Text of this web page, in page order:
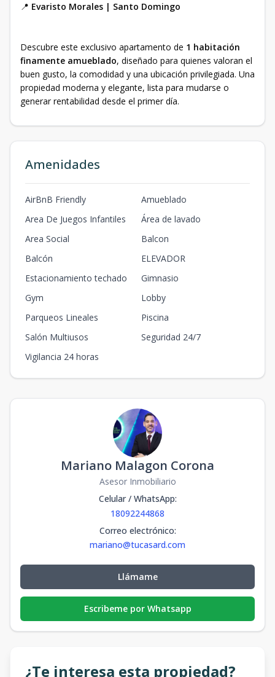
📍 Evaristo Morales | Santo Domingo
Descubre este exclusivo apartamento de 1 habitación
finamente amueblado, diseñado para quienes valoran el
buen gusto, la comodidad y una ubicación privilegiada. Una
propiedad moderna y elegante, lista para mudarse o
generar rentabilidad desde el primer día.
Amenidades
AirBnB Friendly
Amueblado
Area De Juegos Infantiles
Área de lavado
Area Social
Balcon
Balcón
ELEVADOR
Estacionamiento techado
Gimnasio
Gym
Lobby
Parqueos Lineales
Piscina
Salón Multiusos
Seguridad 24/7
Vigilancia 24 horas
Mariano Malagon Corona
Asesor Inmobiliario
Celular / WhatsApp:
18092244868
Correo electrónico:
mariano@tucasard.com
Llámame
Escribeme por Whatsapp
¿Te interesa esta propiedad?